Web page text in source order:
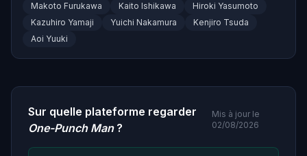
Makoto Furukawa
Kaito Ishikawa
Hiroki Yasumoto
Kazuhiro Yamaji
Yuichi Nakamura
Kenjiro Tsuda
Aoi Yuuki
Sur quelle plateforme regarder
One-Punch Man?
Mis à jour le
02/08/2026